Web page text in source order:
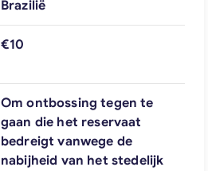
Brazilië
€10
Om ontbossing tegen te
gaan die het reservaat
bedreigt vanwege de
nabijheid van het stedelijk